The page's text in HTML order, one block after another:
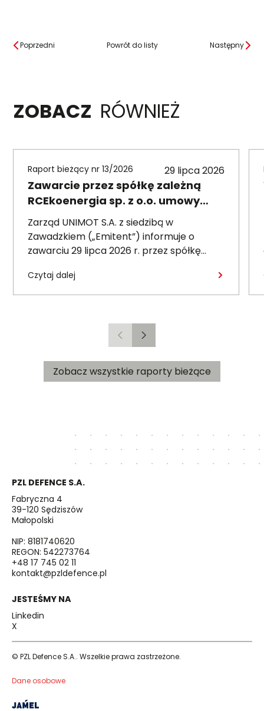
Poprzedni Powrót do listy Następny
ZOBACZ RÓWNIEŻ
Raport bieżący nr 13/2026 29 lipca 2026
Zawarcie przez spółkę zależną
RCEkoenergia sp. z o.o. umowy
wieloletniej na sprzedaż ciepła do
miasta Czechowice-Dziedzice
Zarząd UNIMOT S.A. z siedzibą w
Zawadzkiem („Emitent”) informuje o
zawarciu 29 lipca 2026 r. przez spółkę
wieloletniej umowy sprzedaży ciepła z
Przedsiębiorstwem Inżynierii Miejskiej sp. z
Dziedzicach („PIM”), dotyczącej sprzedaży
ciepła do miasta Czechowice-Dziedzice
przez RCE („Umowa”).
Czytaj dalej
PoprzedniNastępny
Zobacz wszystkie raporty bieżące
PZL DEFENCE S.A.
Fabryczna 4
39-120 Sędziszów
Małopolski
NIP: 8181740620
REGON: 542273764
+48 17 745 02 11
kontakt@pzldefence.pl
JESTEŚMY NA
Linkedin
X
© PZL Defence S.A.. Wszelkie prawa zastrzeżone.
Dane osobowe